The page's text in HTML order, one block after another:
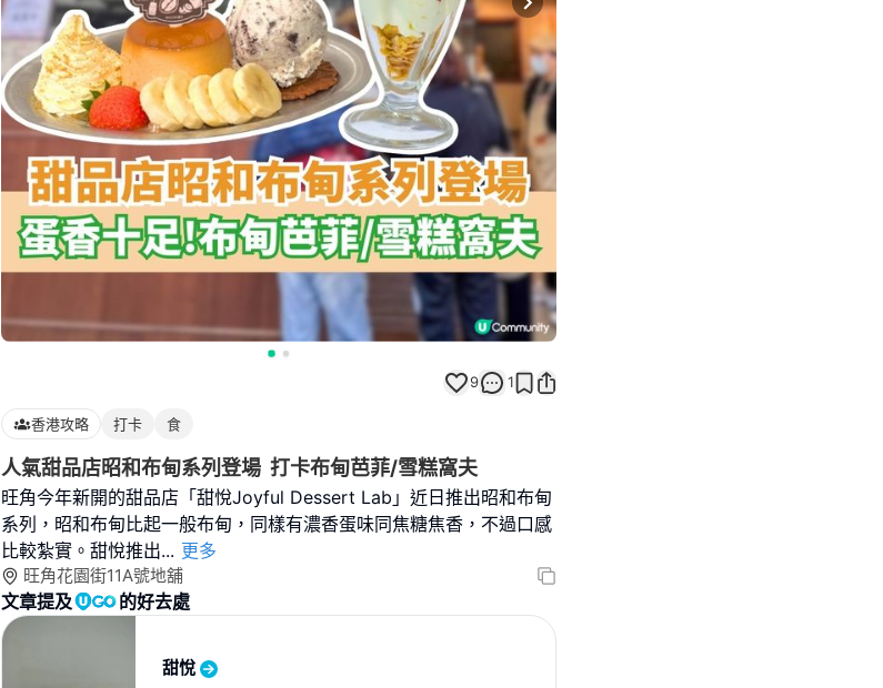
Next slide
9 1
香港攻略 打卡 食
人氣甜品店昭和布甸系列登場 打卡布甸芭菲/雪糕窩夫
旺角今年新開的甜品店「甜悅Joyful Dessert Lab」近日推出昭和布甸
系列，昭和布甸比起一般布甸，同樣有濃香蛋味同焦糖焦香，不過口感
比較紮實。甜悅推出... 更多
旺角花園街11A號地舖
文章提及 的好去處
甜悅